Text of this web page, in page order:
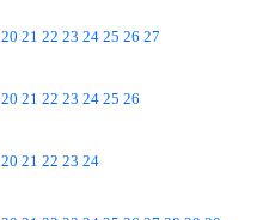
20 21 22 23 24 25 26 27
20 21 22 23 24 25 26
20 21 22 23 24